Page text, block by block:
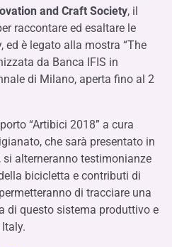
and Craft Society, il
raccontare ed esaltare le
ed è legato alla mostra “The
da Banca IFIS in
di Milano, aperta fino al 2
“Artibici 2018” a cura
che sarà presentato in
si alterneranno testimonianze
bicicletta e contributi di
di tracciare una
di questo sistema produttivo e